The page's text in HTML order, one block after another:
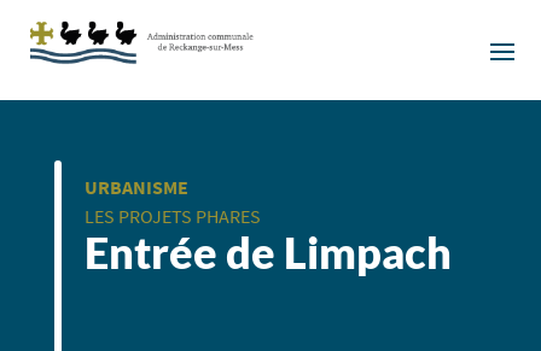
URBANISME
LES PROJETS PHARES
Entrée de Limpach